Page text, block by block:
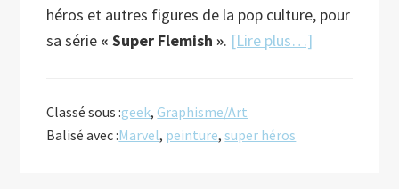
héros et autres figures de la pop culture, pour
sa série « Super Flemish ». [Lire plus…]
Classé sous :geek, Graphisme/Art
Balisé avec :Marvel, peinture,super héros